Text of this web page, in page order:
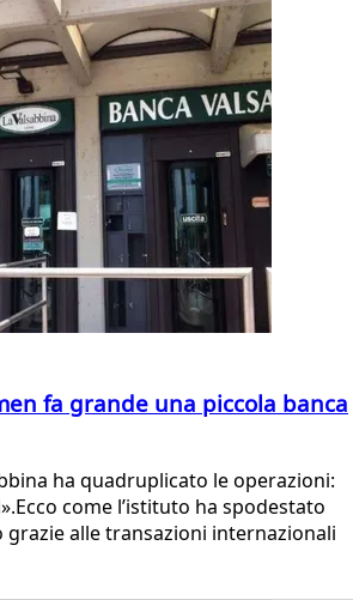
fa grande una piccola banca
ha quadruplicato le operazioni:
come l’istituto ha spodestato
alle transazioni internazionali